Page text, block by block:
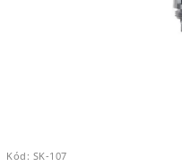
Kód: SK-107